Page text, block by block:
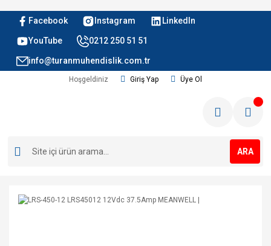
Facebook Instagram LinkedIn
YouTube 0212 250 51 51
info@turanmuhendislik.com.tr
Hoşgeldiniz Giriş Yap Üye Ol
ARA